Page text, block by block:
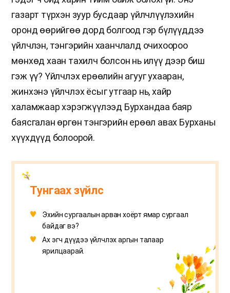
газарт түрхэн зуур бусдаар үйлчлүүлэхийн
оронд өөрийгөө дорд болгоод гэр бүлүүддээ
үйлчлэн, тэнгэрийн хаанчлалд очихоороо
мөнхөд хаан тахилч болсон нь илүү дээр биш
гэж үү? Үйлчлэх ерөөлийн агууг ухааран,
жинхэнэ үйлчлэх ёсыг утгаар нь, хайр
халамжаар хэрэгжүүлээд Бурхандаа баяр
баясгалан өргөн тэнгэрийн ерөөл авах Бурханы
хүүхдүүд болоорой.
Тунгаах зүйлс
Эхийн сургаалын арван хоёрт ямар сургаал
байдаг вэ?
Ах эгч дүүдээ үйлчлэх аргын талаар
ярилцаарай.